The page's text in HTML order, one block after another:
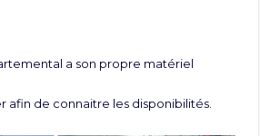
a son propre matériel
afin de connaitre les disponibilités.